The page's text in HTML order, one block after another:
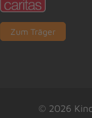
Zum Träger
© 2026